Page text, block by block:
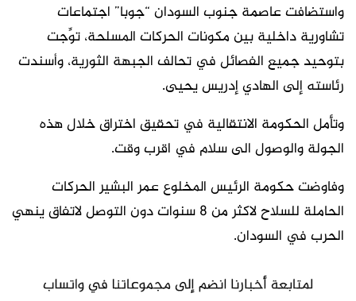
واستضافت عاصمة جنوب السودان “جوبا” اجتماعات
تشاورية داخلية بين مكونات الحركات المسلحة، توِّجت
بتوحيد جميع الفصائل في تحالف الجبهة الثورية، وأسندت
رئاسته إلى الهادي إدريس يحيى.
وتأمل الحكومة الانتقالية في تحقيق اختراق خلال هذه
الجولة والوصول الى سلام في اقرب وقت.
وفاوضت حكومة الرئيس المخلوع عمر البشير الحركات
الحاملة للسلاح لاكثر من 8 سنوات دون التوصل لاتفاق ينهي
الحرب في السودان.